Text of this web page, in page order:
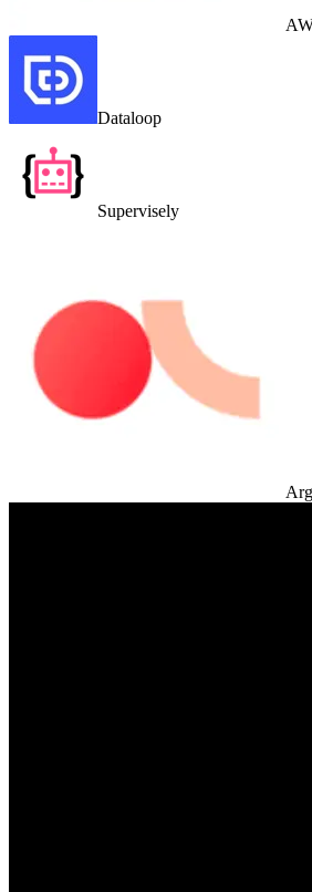
Dataloop
Supervisely